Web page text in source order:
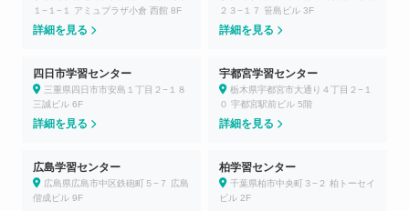
１−１−１ アミュプラザ小倉 西館 8F
詳細を見る
２３−１７ 笹島ビル 3F
詳細を見る
四日市学習センター
三重県四日市市安島１丁目２−１８
三誠ビル 6F
詳細を見る
宇都宮学習センター
栃木県宇都宮市大通り４丁目２−１
０ 宇都宮駅前ビル 5階
詳細を見る
広島学習センター
広島県広島市中区鉄砲町５−７ 広島
偕成ビル 9F
柏学習センター
千葉県柏市中央町３−２ 柏トーセイ
ビル 2F